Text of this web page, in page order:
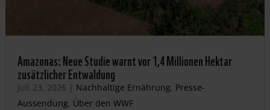
Amazonas: Neue Studie warnt vor 1,4 Millionen Hektar
zusätzlicher Entwaldung
Juli 23, 2026 | Nachhaltige Ernährung, Presse-
Aussendung, Über den WWF